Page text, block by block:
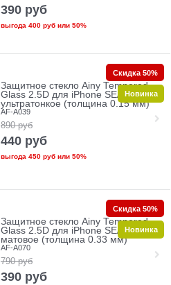
390 руб
выгода 400 рубили 50%
Защитное стекло Ainy Tempered
Glass 2.5D для iPhone SE/5/5c/5s
ультратонкое (толщина 0.15 мм)
AF-A039
890 руб
440 руб
выгода 450 рубили 50%
Скидка 50%
Новинка
Защитное стекло Ainy Tempered
Glass 2.5D для iPhone SE/5/5c/5s
матовое (толщина 0.33 мм)
AF-A070
790 руб
390 руб
Скидка 50%
Новинка